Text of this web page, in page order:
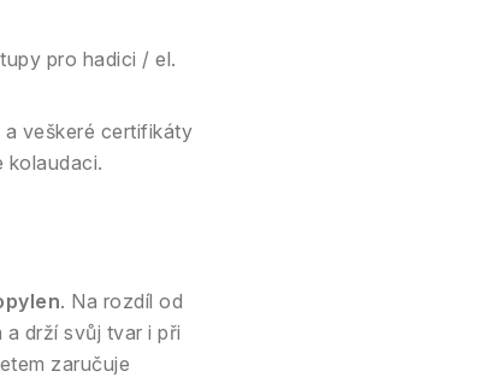
pro hadici / el.
veškeré certifikáty
kolaudaci.
. Na rozdíl od
drží svůj tvar i při
zaručuje